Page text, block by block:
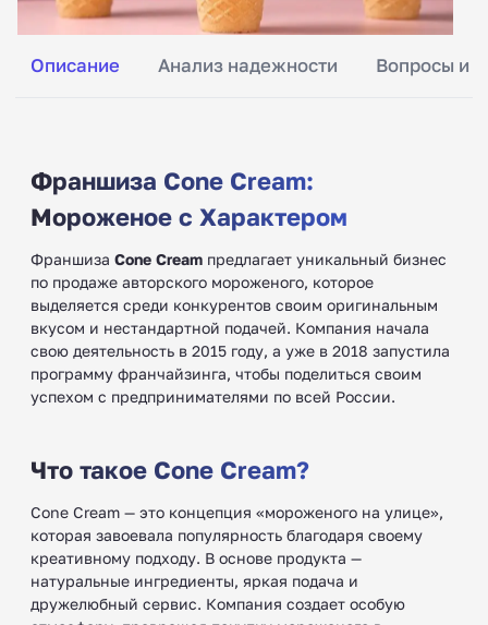
Описание Анализ надежности Вопросы и
Франшиза Cone Cream:
Мороженое с Характером
Франшиза Cone Cream предлагает уникальный бизнес
по продаже авторского мороженого, которое
выделяется среди конкурентов своим оригинальным
вкусом и нестандартной подачей. Компания начала
свою деятельность в 2015 году, а уже в 2018 запустила
программу франчайзинга, чтобы поделиться своим
успехом с предпринимателями по всей России.
Что такое Cone Cream?
Cone Cream — это концепция «мороженого на улице»,
которая завоевала популярность благодаря своему
креативному подходу. В основе продукта —
натуральные ингредиенты, яркая подача и
дружелюбный сервис. Компания создает особую